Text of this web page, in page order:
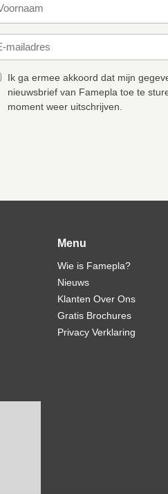
Ik ga ermee akkoord dat mijn
nieuwsbrief van Famepla toe te
moment weer uitschrijven.
Menu
Wie is Famepla?
Nieuws
Klanten Over Ons
Gratis Brochures
Privacy Verklaring